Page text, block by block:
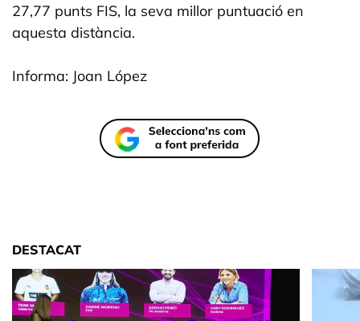
27,77 punts FIS, la seva millor puntuació en
aquesta distància.
Informa: Joan López
DESTACAT